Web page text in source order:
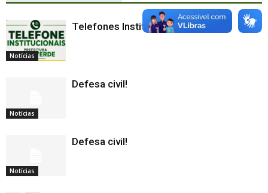
Notícias
Telefones Institucionais
Notícias
Defesa civil!
Notícias
Defesa civil!